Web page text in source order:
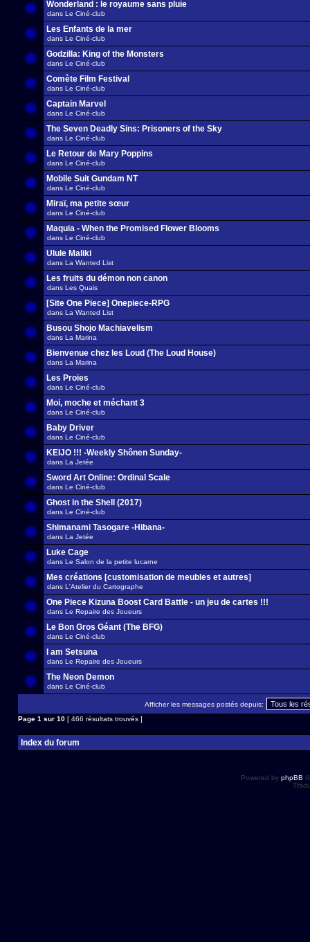
Wonderland : le royaume sans pluie
dans Le Ciné-club
Les Enfants de la mer
dans Le Ciné-club
Godzilla: King of the Monsters
dans Le Ciné-club
Comète Film Festival
dans Le Ciné-club
Captain Marvel
dans Le Ciné-club
The Seven Deadly Sins: Prisoners of the Sky
dans Le Ciné-club
Le Retour de Mary Poppins
dans Le Ciné-club
Mobile Suit Gundam NT
dans Le Ciné-club
Miraï, ma petite sœur
dans Le Ciné-club
Maquia - When the Promised Flower Blooms
dans Le Ciné-club
Ulule Maliki
dans La Wanted List
Les fruits du démon non canon
dans Les Quais
[Site One Piece] Onepiece-RPG
dans La Wanted List
Busou Shojo Machiavelism
dans La Marina
Bienvenue chez les Loud (The Loud House)
dans La Marina
Les Proies
dans Le Ciné-club
Moi, moche et méchant 3
dans Le Ciné-club
Baby Driver
dans Le Ciné-club
KEIJO !!! -Weekly Shônen Sunday-
dans La Jetée
Sword Art Online: Ordinal Scale
dans Le Ciné-club
Ghost in the Shell (2017)
dans Le Ciné-club
Shimanami Tasogare -Hibana-
dans La Jetée
Luke Cage
dans Le Salon de la petite lucarne
Mes créations [customisation de meubles et autres]
dans L'Atelier du Cartographe
One Piece Kizuna Boost Card Battle - un jeu de cartes !!!
dans Le Repaire des Joueurs
Le Bon Gros Géant (The BFG)
dans Le Ciné-club
I am Setsuna
dans Le Repaire des Joueurs
The Neon Demon
dans Le Ciné-club
Afficher les messages postés depuis:
Page 1 sur 10 [ 466 résultats trouvés ]
Index du forum
Powered by phpBB